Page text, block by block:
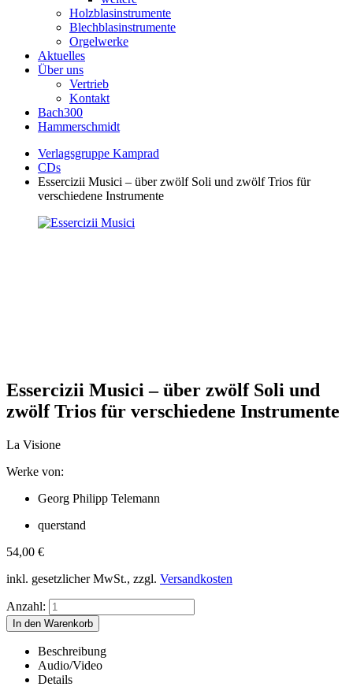
Holzblasinstrumente
Blechblasinstrumente
Orgelwerke
Aktuelles
Über uns
Vertrieb
Kontakt
Bach300
Hammerschmidt
Verlagsgruppe Kamprad
CDs
Essercizii Musici – über zwölf Soli und zwölf Trios für
verschiedene Instrumente
Essercizii Musici – über zwölf Soli und
zwölf Trios für verschiedene Instrumente
La Visione
Werke von:
Georg Philipp Telemann
querstand
54,00 €
inkl. gesetzlicher MwSt., zzgl. Versandkosten
Anzahl:
Beschreibung
Audio/Video
Details